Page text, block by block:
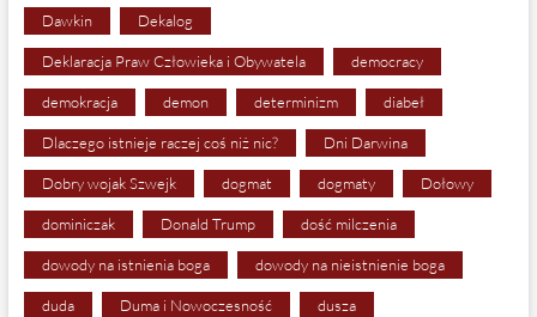
Dawkin Dekalog
Deklaracja Praw Człowieka i Obywatela democracy
demokracja demon determinizm diabeł
Dlaczego istnieje raczej coś niż nic? Dni Darwina
Dobry wojak Szwejk dogmat dogmaty Dołowy
dominiczak Donald Trump dość milczenia
dowody na istnienia boga dowody na nieistnienie boga
duda Duma i Nowoczesność dusza